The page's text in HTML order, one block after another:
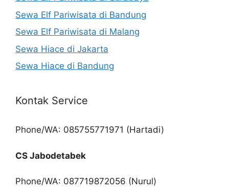
Sewa Elf Pariwisata di Bandung
Sewa Elf Pariwisata di Malang
Sewa Hiace di Jakarta
Sewa Hiace di Bandung
Kontak Service
Phone/WA: 085755771971 (Hartadi)
CS Jabodetabek
Phone/WA: 087719872056 (Nurul)